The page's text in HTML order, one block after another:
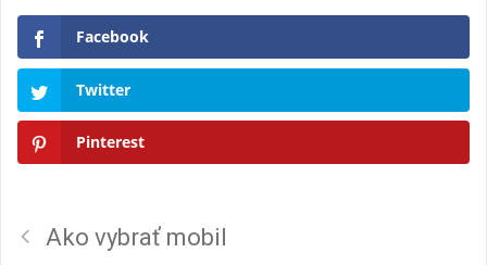
Facebook
Twitter
Pinterest
Ako vybrať mobil